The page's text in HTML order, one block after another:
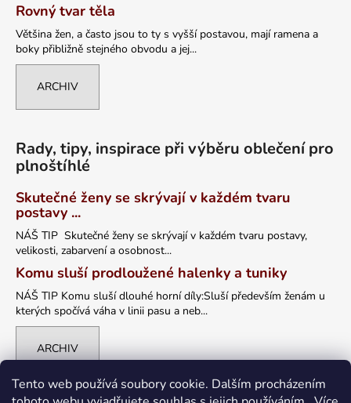
Tento web používá soubory cookie. Dalším procházením
Rovný tvar těla
Většina žen, a často jsou to ty s vyšší postavou, mají ramena a
boky přibližně stejného obvodu a jej...
ARCHIV
Rady, tipy, inspirace při výběru oblečení pro
plnoštíhlé
Skutečné ženy se skrývají v každém tvaru
postavy ...
NÁŠ TIP Skutečné ženy se skrývají v každém tvaru postavy,
velikosti, zabarvení a osobnost...
Komu sluší prodloužené halenky a tuniky
NÁŠ TIP Komu sluší dlouhé horní díly:Sluší především ženám u
kterých spočívá váha v linii pasu a neb...
ARCHIV